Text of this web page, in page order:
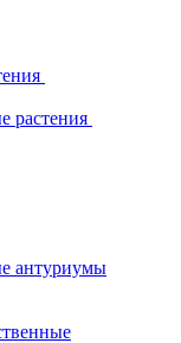
растения
антуриумы